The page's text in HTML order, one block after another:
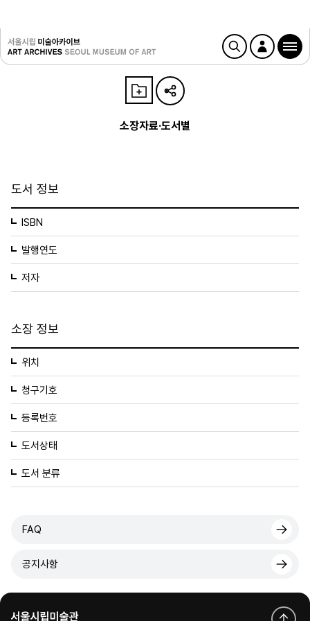
소장자료·도서별
도서 정보
ISBN
발행연도
저자
소장 정보
위치
청구기호
등록번호
도서상태
도서 분류
FAQ
공지사항